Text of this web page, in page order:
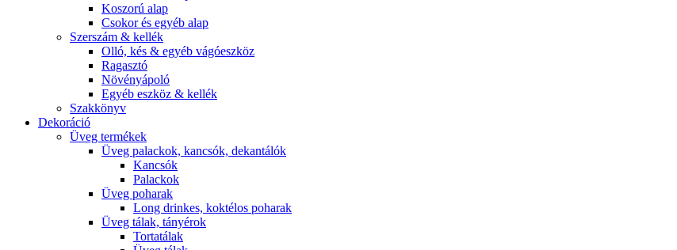
Koszorú alap
Csokor és egyéb alap
Szerszám & kellék
Olló, kés & egyéb vágóeszköz
Ragasztó
Növényápoló
Egyéb eszköz & kellék
Szakkönyv
Dekoráció
Üveg termékek
Üveg palackok, kancsók, dekantálók
Kancsók
Palackok
Üveg poharak
Long drinkes, koktélos poharak
Üveg tálak, tányérok
Tortatálak